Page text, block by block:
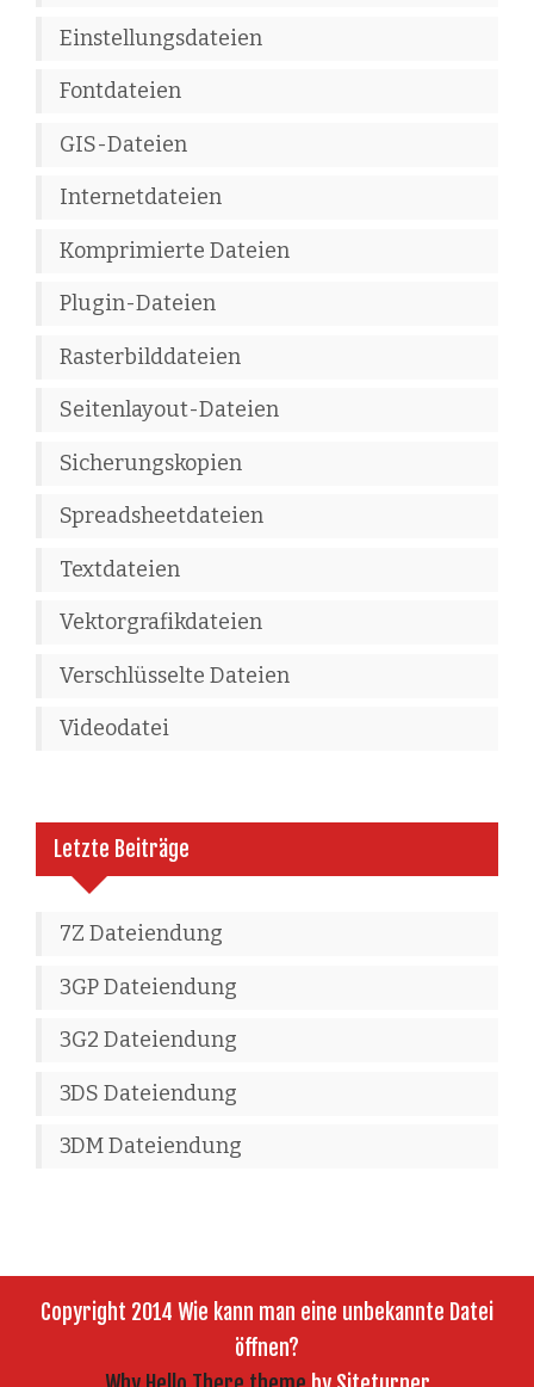
Einstellungsdateien
Fontdateien
GIS-Dateien
Internetdateien
Komprimierte Dateien
Plugin-Dateien
Rasterbilddateien
Seitenlayout-Dateien
Sicherungskopien
Spreadsheetdateien
Textdateien
Vektorgrafikdateien
Verschlüsselte Dateien
Videodatei
Letzte Beiträge
7Z Dateiendung
3GP Dateiendung
3G2 Dateiendung
3DS Dateiendung
3DM Dateiendung
Copyright 2014 Wie kann man eine unbekannte Datei
öffnen?